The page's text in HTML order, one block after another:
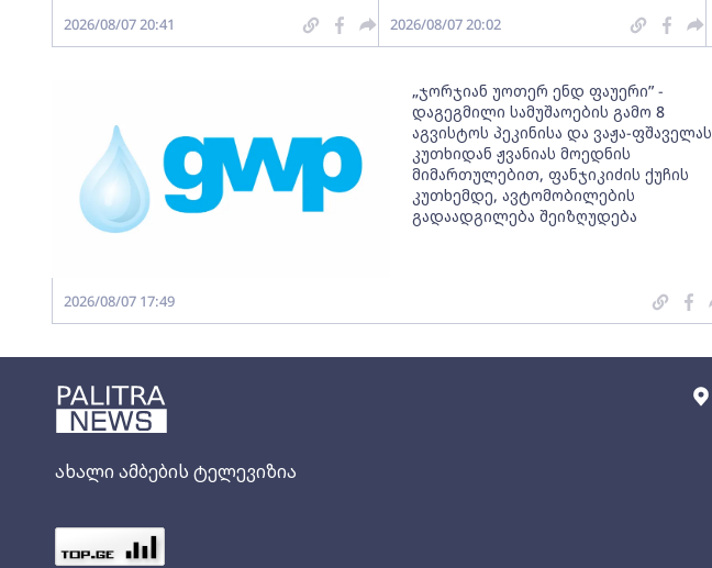
ახალი ამბების ტელევიზია
2026/08/07 20:41 2026/08/07 20:02
„ჯორჯიან უოთერ ენდ ფაუერი” -
დაგეგმილი სამუშაოების გამო 8
აგვისტოს პეკინისა და ვაჟა-ფშაველას
კუთხიდან ჟვანიას მოედნის
მიმართულებით, ფანჯიკიძის ქუჩის
კუთხემდე, ავტომობილების
გადაადგილება შეიზღუდება
2026/08/07 17:49